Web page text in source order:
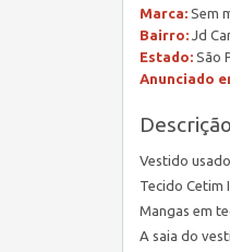
Marca: Sem
Bairro: Jd
Estado: São
Anunciado
Descrição
Vestido
Tecido Cetim
Mangas em
A saia do